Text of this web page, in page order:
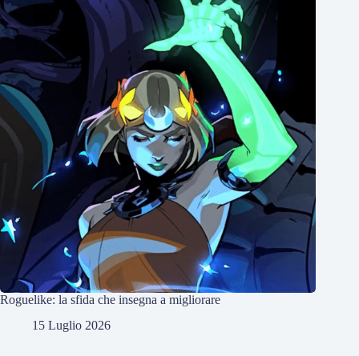
Roguelike: la sfida che insegna a migliorare
15 Luglio 2026